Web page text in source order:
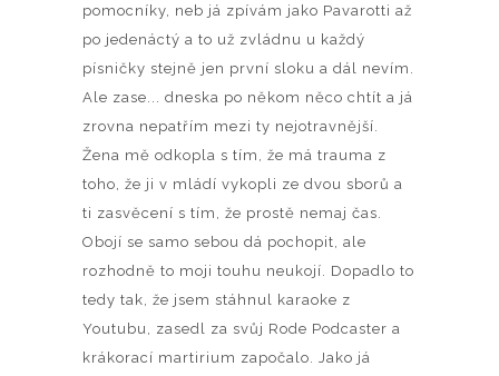
pomocníky, neb já zpívám jako Pavarotti až
po jedenáctý a to už zvládnu u každý
písničky stejně jen první sloku a dál nevím.
Ale zase... dneska po někom něco chtít a já
zrovna nepatřím mezi ty nejotravnější.
Žena mě odkopla s tím, že má trauma z
toho, že ji v mládí vykopli ze dvou sborů a
ti zasvěcení s tím, že prostě nemaj čas.
Obojí se samo sebou dá pochopit, ale
rozhodně to moji touhu neukojí. Dopadlo to
tedy tak, že jsem stáhnul karaoke z
Youtubu, zasedl za svůj Rode Podcaster a
krákorací martirium započalo. Jako já